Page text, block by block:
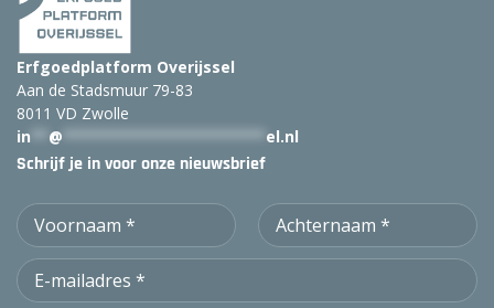
Erfgoedplatform Overijssel
Aan de Stadsmuur 79-83
8011 VD Zwolle
in
@ el.nl
Schrijf je in voor onze nieuwsbrief